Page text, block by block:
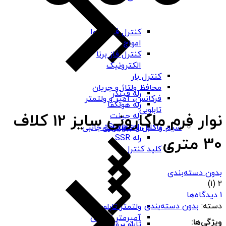
رله فیندر
رله هونگفا
رله چینت
رله Seven
رله SSR
کلید کنترل
کنترل فاز شیوا
امواج
کنترل فاز برنا
الکترونیک
کنترل بار
محافظ ولتاژ و جریان
فرکانس، آمپر و ولتمتر
تابلویی
ولتمتر تابلویی
آمپرمتر تابلویی
باکس و جعبه برق
سیم و کابل و تجهیزات جانبی
نوار فرم ماکارونی سایز 12 کلاف
30 متری
بدون دسته‌بندی
2
(1)
1 دیدگاه‌ها
دسته: بدون دسته‌بندی
ویژگی‌ها: